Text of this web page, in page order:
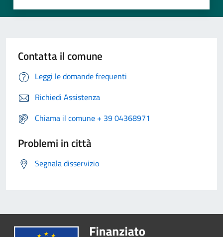
Contatta il comune
Leggi le domande frequenti
Richiedi Assistenza
Chiama il comune + 39 04368971
Problemi in città
Segnala disservizio